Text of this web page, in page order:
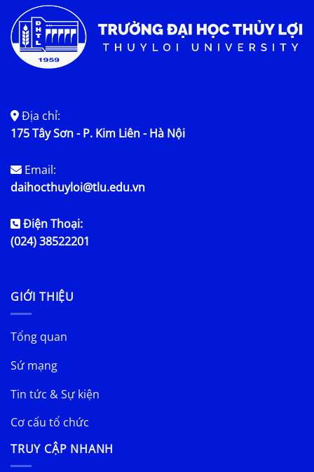
Địa chỉ:
175 Tây Sơn - P. Kim Liên - Hà Nội
Email:
daihocthuyloi@tlu.edu.vn
Điện Thoại:
(024) 38522201
GIỚI THIỆU
Tổng quan
Sứ mạng
Tin tức & Sự kiện
Cơ cấu tổ chức
TRUY CẬP NHANH